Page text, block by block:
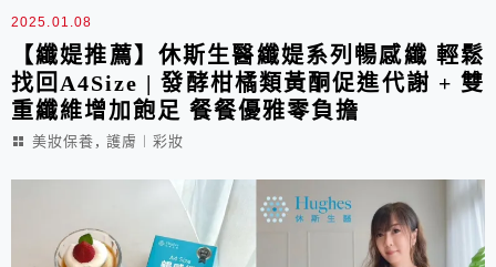
發酵柑橘類黃酮
2025.01.08
【纖媞推薦】休斯生醫纖媞系列暢感纖 輕鬆
找回A4Size | 發酵柑橘類黃酮促進代謝 + 雙
重纖維增加飽足 餐餐優雅零負擔
美妝保養 , 護膚︱彩妝